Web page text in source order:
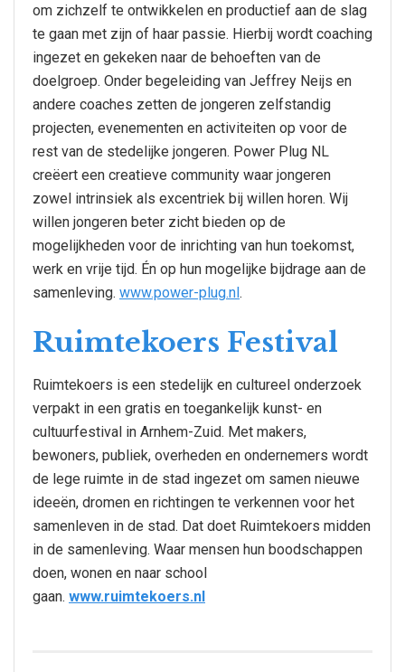
om zichzelf te ontwikkelen en productief aan de slag
te gaan met zijn of haar passie. Hierbij wordt coaching
ingezet en gekeken naar de behoeften van de
doelgroep. Onder begeleiding van Jeffrey Neijs en
andere coaches zetten de jongeren zelfstandig
projecten, evenementen en activiteiten op voor de
rest van de stedelijke jongeren. Power Plug NL
creëert een creatieve community waar jongeren
zowel intrinsiek als excentriek bij willen horen. Wij
willen jongeren beter zicht bieden op de
mogelijkheden voor de inrichting van hun toekomst,
werk en vrije tijd. Én op hun mogelijke bijdrage aan de
samenleving. www.power-plug.nl.
Ruimtekoers Festival
Ruimtekoers is een stedelijk en cultureel onderzoek
verpakt in een gratis en toegankelijk kunst- en
cultuurfestival in Arnhem-Zuid. Met makers,
bewoners, publiek, overheden en ondernemers wordt
de lege ruimte in de stad ingezet om samen nieuwe
ideeën, dromen en richtingen te verkennen voor het
samenleven in de stad. Dat doet Ruimtekoers midden
in de samenleving. Waar mensen hun boodschappen
doen, wonen en naar school
gaan. www.ruimtekoers.nl